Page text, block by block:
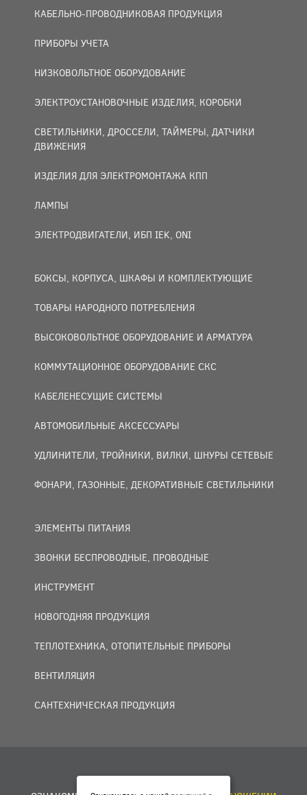
КАБЕЛЬНО-ПРОВОДНИКОВАЯ ПРОДУКЦИЯ
ПРИБОРЫ УЧЕТА
НИЗКОВОЛЬТНОЕ ОБОРУДОВАНИЕ
ЭЛЕКТРОУСТАНОВОЧНЫЕ ИЗДЕЛИЯ, КОРОБКИ
СВЕТИЛЬНИКИ, ДРОССЕЛИ, ТАЙМЕРЫ, ДАТЧИКИ
ДВИЖЕНИЯ
ИЗДЕЛИЯ ДЛЯ ЭЛЕКТРОМОНТАЖА КПП
ЛАМПЫ
ЭЛЕКТРОДВИГАТЕЛИ, ИБП IEK, ONI
БОКСЫ, КОРПУСА, ШКАФЫ И КОМПЛЕКТУЮЩИЕ
ТОВАРЫ НАРОДНОГО ПОТРЕБЛЕНИЯ
ВЫСОКОВОЛЬТНОЕ ОБОРУДОВАНИЕ И АРМАТУРА
КОММУТАЦИОННОЕ ОБОРУДОВАНИЕ СКС
КАБЕЛЕНЕСУЩИЕ СИСТЕМЫ
АВТОМОБИЛЬНЫЕ АКСЕССУАРЫ
УДЛИНИТЕЛИ, ТРОЙНИКИ, ВИЛКИ, ШНУРЫ СЕТЕВЫЕ
ФОНАРИ, ГАЗОННЫЕ, ДЕКОРАТИВНЫЕ СВЕТИЛЬНИКИ
ЭЛЕМЕНТЫ ПИТАНИЯ
ЗВОНКИ БЕСПРОВОДНЫЕ, ПРОВОДНЫЕ
ИНСТРУМЕНТ
НОВОГОДНЯЯ ПРОДУКЦИЯ
ТЕПЛОТЕХНИКА, ОТОПИТЕЛЬНЫЕ ПРИБОРЫ
ВЕНТИЛЯЦИЯ
САНТЕХНИЧЕСКАЯ ПРОДУКЦИЯ